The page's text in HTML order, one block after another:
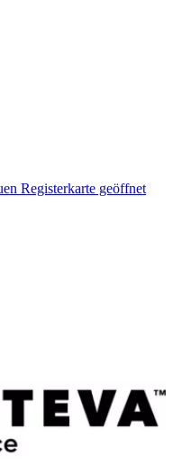
Registerkarte geöffnet